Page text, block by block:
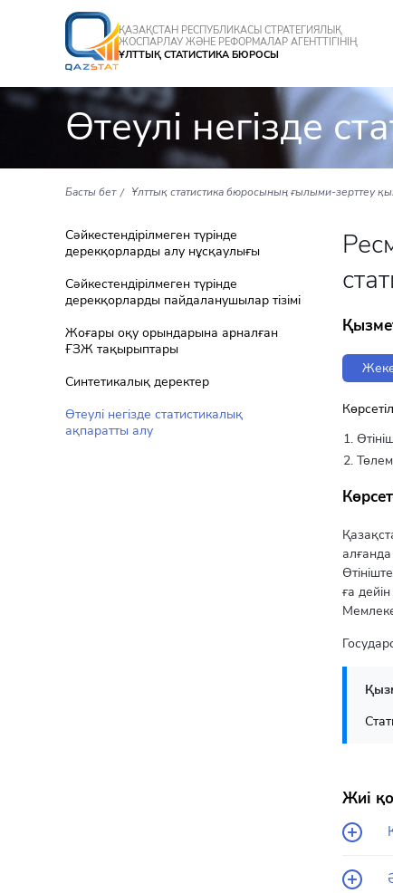
ҚАЗАҚСТАН РЕСПУБЛИКАСЫ СТРАТЕГИЯЛЫҚ
ЖОСПАРЛАУ ЖӘНЕ РЕФОРМАЛАР АГЕНТТІГІНІҢ
ҰЛТТЫҚ СТАТИСТИКА БЮРОСЫ
Өтеулі негізде
Басты бет Ұлттық статистика бюросының ғылыми-зерттеу
Сәйкестендірілмеген түрінде
дерекқорларды алу нұсқаулығы
Сәйкестендірілмеген түрінде
дерекқорларды пайдаланушылар тізімі
Жоғары оқу орындарына арналған
ҒЗЖ тақырыптары
Синтетикалық деректер
Өтеулі негізде статистикалық
ақпаратты алу
ға
Жиі